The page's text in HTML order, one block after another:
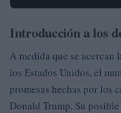
Introducción a los
A medida que se acercan
los Estados Unidos, el
promesas hechas por los
Donald Trump. Su